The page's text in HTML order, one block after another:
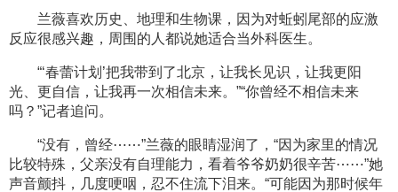
兰薇喜欢历史、地理和生物课，因为对蚯蚓尾部的应激
反应很感兴趣，周围的人都说她适合当外科医生。
“‘春蕾计划’把我带到了北京，让我长见识，让我更阳
光、更自信，让我再一次相信未来。”“你曾经不相信未来
吗？”记者追问。
“没有，曾经⋯⋯”兰薇的眼睛湿润了，“因为家里的情况
比较特殊，父亲没有自理能力，看着爷爷奶奶很辛苦⋯⋯”她
声音颤抖，几度哽咽，忍不住流下泪来。“可能因为那时候年